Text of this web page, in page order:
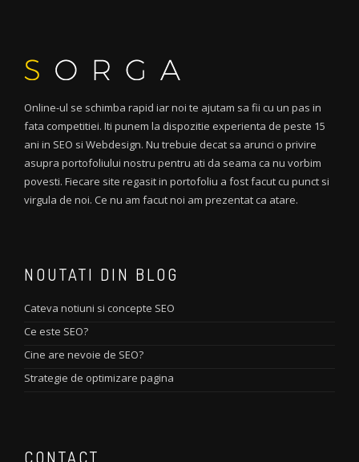
Online-ul se schimba rapid iar noi te ajutam sa fii cu un pas in
fata competitiei. Iti punem la dispozitie experienta de peste 15
ani in SEO si Webdesign. Nu trebuie decat sa arunci o privire
asupra portofoliului nostru pentru ati da seama ca nu vorbim
povesti. Fiecare site regasit in portofoliu a fost facut cu punct si
virgula de noi. Ce nu am facut noi am prezentat ca atare.
NOUTATI DIN BLOG
Cateva notiuni si concepte SEO
Ce este SEO?
Cine are nevoie de SEO?
Strategie de optimizare pagina
CONTACT